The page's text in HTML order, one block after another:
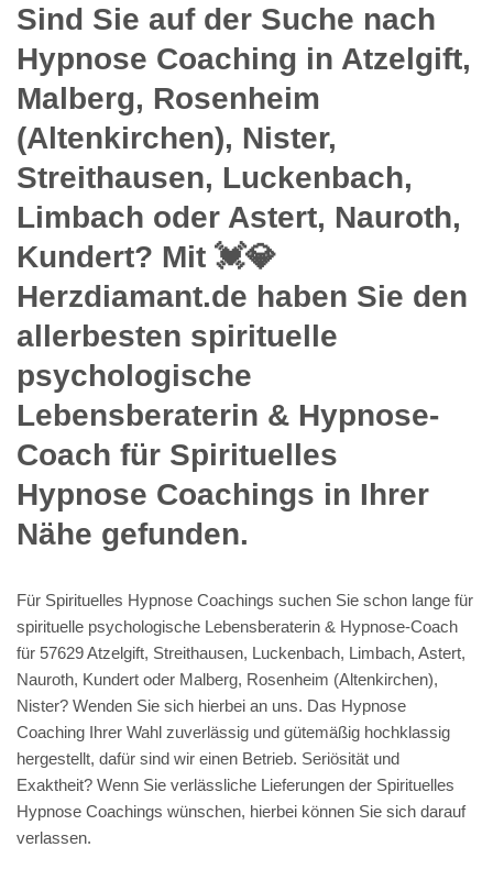
Sind Sie auf der Suche nach
Hypnose Coaching in Atzelgift,
Malberg, Rosenheim
(Altenkirchen), Nister,
Streithausen, Luckenbach,
Limbach oder Astert, Nauroth,
Kundert? Mit 💓️💎
Herzdiamant.de haben Sie den
allerbesten spirituelle
psychologische
Lebensberaterin & Hypnose-
Coach für Spirituelles
Hypnose Coachings in Ihrer
Nähe gefunden.
Für Spirituelles Hypnose Coachings suchen Sie schon lange für
spirituelle psychologische Lebensberaterin & Hypnose-Coach
für 57629 Atzelgift, Streithausen, Luckenbach, Limbach, Astert,
Nauroth, Kundert oder Malberg, Rosenheim (Altenkirchen),
Nister? Wenden Sie sich hierbei an uns. Das Hypnose
Coaching Ihrer Wahl zuverlässig und gütemäßig hochklassig
hergestellt, dafür sind wir einen Betrieb. Seriösität und
Exaktheit? Wenn Sie verlässliche Lieferungen der Spirituelles
Hypnose Coachings wünschen, hierbei können Sie sich darauf
verlassen.